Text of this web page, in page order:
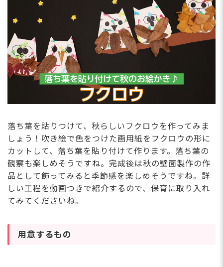
落ち葉を貼りつけて、秋らしいフクロウを作ってみま
しょう！吹き絵で色をつけた画用紙をフクロウの形に
カットして、落ち葉を貼り付けて作ります。落ち葉の
観察も楽しめそうですね。完成後は秋の壁面製作の作
品として飾ってみると季節感を楽しめそうですね。詳
しい工程を動画つきで紹介するので、保育に取り入れ
てみてくださいね。
用意するもの